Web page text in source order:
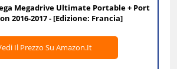
Megadrive Ultimate Portable + Port
2016-2017 - [Edizione: Francia]
Il Prezzo Su Amazon.it